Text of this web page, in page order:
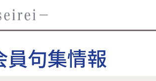
員句集情報